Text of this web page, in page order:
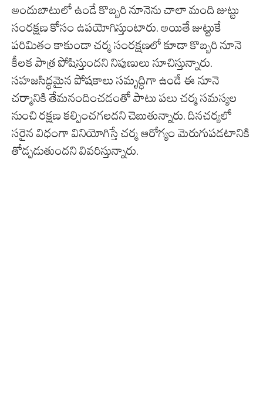
అందుబాటులో ఉండే కొబ్బరి నూనెను చాలా మంది జుట్టు
సంరక్షణ కోసం ఉపయోగిస్తుంటారు. అయితే జుట్టుకే
పరిమితం కాకుండా చర్మ సంరక్షణలో కూడా కొబ్బరి నూనె
కీలక పాత్ర పోషిస్తుందని నిపుణులు సూచిస్తున్నారు.
సహజసిద్ధమైన పోషకాలు సమృద్ధిగా ఉండే ఈ నూనె
చర్మానికి తేమనందించడంతో పాటు పలు చర్మ సమస్యల
నుంచి రక్షణ కల్పించగలదని చెబుతున్నారు. దినచర్యలో
సరైన విధంగా వినియోగిస్తే చర్మ ఆరోగ్యం మెరుగుపడటానికి
తోడ్పడుతుందని వివరిస్తున్నారు.